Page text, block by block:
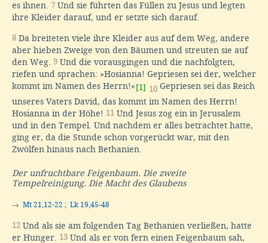
es ihnen. 7 Und sie führten das Füllen zu Jesus und legten
ihre Kleider darauf, und er setzte sich darauf.
8 Da breiteten viele ihre Kleider aus auf dem Weg, andere
aber hieben Zweige von den Bäumen und streuten sie auf
den Weg. 9 Und die vorausgingen und die nachfolgten,
riefen und sprachen: »Hosianna! Gepriesen sei der, welcher
kommt im Namen des Herrn!« [1] 10 Gepriesen sei das Reich
unseres Vaters David, das kommt im Namen des Herrn!
Hosianna in der Höhe! 11 Und Jesus zog ein in Jerusalem
und in den Tempel. Und nachdem er alles betrachtet hatte,
ging er, da die Stunde schon vorgerückt war, mit den
Zwölfen hinaus nach Bethanien.
Der unfruchtbare Feigenbaum. Die zweite
Tempelreinigung. Die Macht des Glaubens
→ Mt 21,12-22 ; Lk 19,45-48
12 Und als sie am folgenden Tag Bethanien verließen, hatte
er Hunger. 13 Und als er von fern einen Feigenbaum sah,